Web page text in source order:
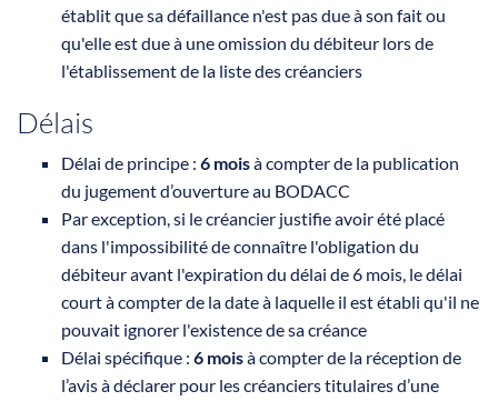
établit que sa défaillance n'est pas due à son fait ou
qu'elle est due à une omission du débiteur lors de
l'établissement de la liste des créanciers
Délais
Délai de principe : 6 moisà compter de la publication
du jugement d’ouverture au BODACC
Par exception, si le créancier justifie avoir été placé
dans l'impossibilité de connaître l'obligation du
débiteur avant l'expiration du délai de 6 mois, le délai
court à compter de la date à laquelle il est établi qu'il ne
pouvait ignorer l'existence de sa créance
Délai spécifique : 6 moisà compter de la réception de
l’avis à déclarer pour les créanciers titulaires d’une